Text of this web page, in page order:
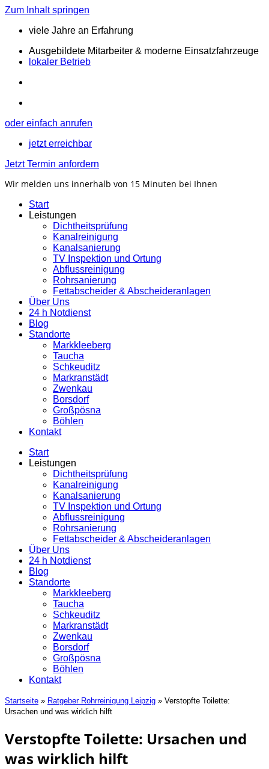
Zum Inhalt springen
viele Jahre an Erfahrung
Ausgebildete Mitarbeiter & moderne Einsatzfahrzeuge
lokaler Betrieb
oder einfach anrufen
jetzt erreichbar
Jetzt Termin anfordern
Wir melden uns innerhalb von 15 Minuten bei Ihnen
Start
Leistungen
Dichtheitsprüfung
Kanalreinigung
Kanalsanierung
TV Inspektion und Ortung
Abflussreinigung
Rohrsanierung
Fettabscheider & Abscheideranlagen
Über Uns
24 h Notdienst
Blog
Standorte
Markkleeberg
Taucha
Schkeuditz
Markranstädt
Zwenkau
Borsdorf
Großpösna
Böhlen
Kontakt
Start
Leistungen
Dichtheitsprüfung
Kanalreinigung
Kanalsanierung
TV Inspektion und Ortung
Abflussreinigung
Rohrsanierung
Fettabscheider & Abscheideranlagen
Über Uns
24 h Notdienst
Blog
Standorte
Markkleeberg
Taucha
Schkeuditz
Markranstädt
Zwenkau
Borsdorf
Großpösna
Böhlen
Kontakt
Startseite » Ratgeber Rohrreinigung Leipzig » Verstopfte Toilette:
Ursachen und was wirklich hilft
Verstopfte Toilette: Ursachen und
was wirklich hilft